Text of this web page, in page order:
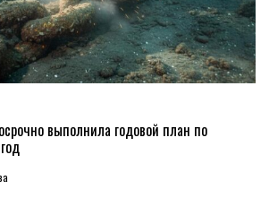
выполнила годовой план по